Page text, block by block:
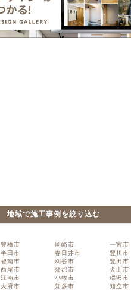
地域で施工事例を絞り込む
豊橋市 岡崎市
一宮市
半田市 春日井市
豊川市
碧南市 刈谷市
豊田市
西尾市 蒲郡市
犬山市
江南市 小牧市
稲沢市
大府市 知多市
知立市